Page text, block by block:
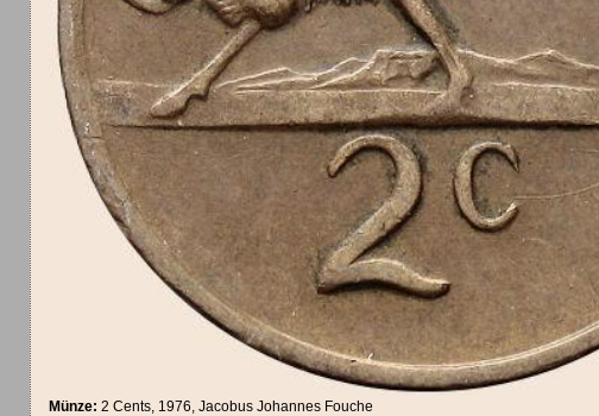
Münze:2 Cents, 1976, Jacobus Johannes Fouche